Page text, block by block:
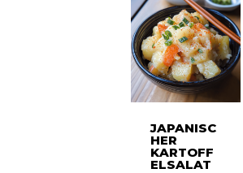
JAPANISC
HER
KARTOFF
ELSALAT